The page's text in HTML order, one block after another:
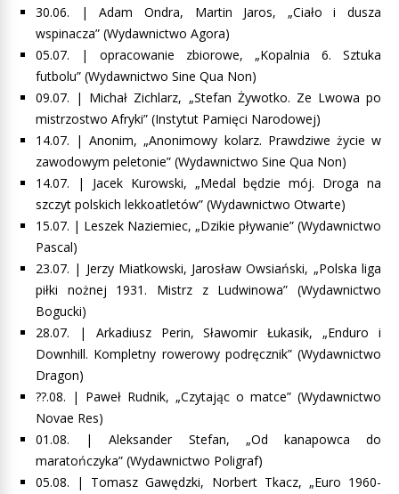
30.06. |Adam Ondra, Martin Jaros, „Ciało i dusza
wspinacza” (Wydawnictwo Agora)
05.07. | opracowanie zbiorowe, „Kopalnia 6. Sztuka
futbolu” (Wydawnictwo Sine Qua Non)
09.07. | Michał Zichlarz, „Stefan Żywotko. Ze Lwowa po
mistrzostwo Afryki” (Instytut Pamięci Narodowej)
14.07. |Anonim, „Anonimowy kolarz. Prawdziwe życie w
zawodowym peletonie” (Wydawnictwo Sine Qua Non)
14.07. | Jacek Kurowski, „Medal będzie mój. Droga na
szczyt polskich lekkoatletów” (Wydawnictwo Otwarte)
15.07. | Leszek Naziemiec, „Dzikie pływanie” (Wydawnictwo
Pascal)
23.07. | Jerzy Miatkowski, Jarosław Owsiański, „Polska liga
piłki nożnej 1931. Mistrz z Ludwinowa” (Wydawnictwo
Bogucki)
28.07. | Arkadiusz Perin, Sławomir Łukasik, „Enduro i
Downhill. Kompletny rowerowy podręcznik” (Wydawnictwo
Dragon)
??.08. | Paweł Rudnik, „Czytając o matce” (Wydawnictwo
Novae Res)
01.08. |Aleksander Stefan, „Od kanapowca do
maratończyka” (Wydawnictwo Poligraf)
05.08. | Tomasz Gawędzki, Norbert Tkacz, „Euro 1960-